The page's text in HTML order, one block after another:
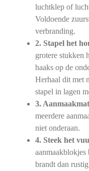
luchtklep of
Voldoende
verbranding.
2. Stapel het
grotere stukken
haaks op de
Herhaal dit met
stapel in lagen
3.
meerdere
niet onderaan.
4. Steek het
brandt dan